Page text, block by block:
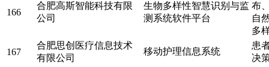
166
合肥高斯智能科技有限
公司
生物多样性智慧识别与监
测系统软件平台
布
自
多
167
合肥思创医疗信息技术
有限公司
移动护理信息系统
患
决